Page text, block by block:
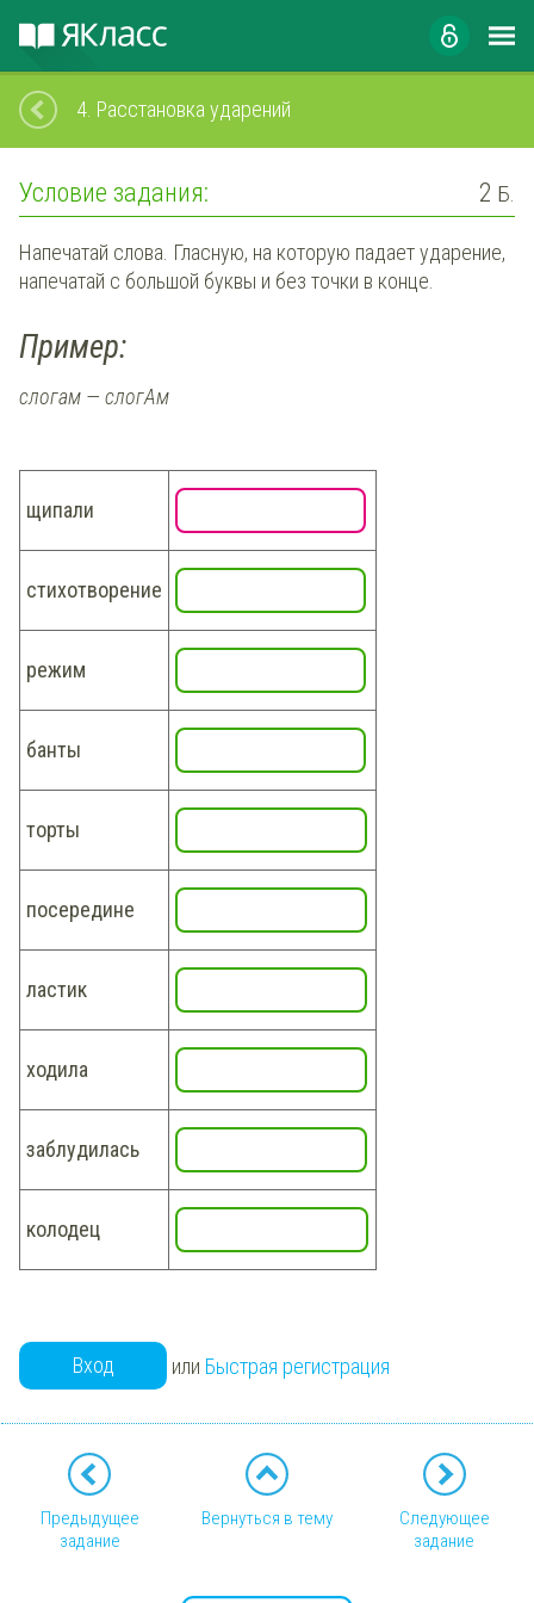
4. Расстановка ударений
Условие задания: 2 Б.
Напечатай слова. Гласную, на которую падает ударение,
напечатай с большой буквы и без точки в конце.
Пример:
слогам — слогАм
щипали
стихотворение
режим
банты
торты
посередине
ластик
ходила
заблудилась
колодец
Вход или Быстрая регистрация
Предыдущее
задание
Вернуться в тему
Следующее
задание